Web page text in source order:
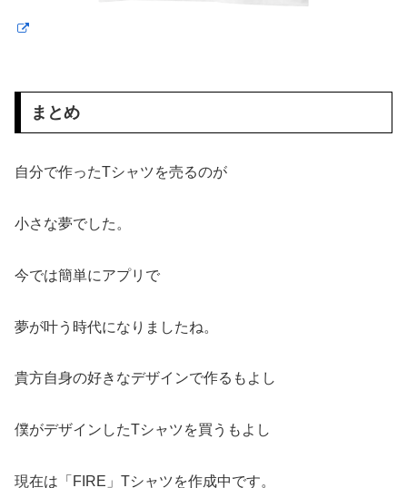
まとめ
自分で作ったTシャツを売るのが
小さな夢でした。
今では簡単にアプリで
夢が叶う時代になりましたね。
貴方自身の好きなデザインで作るもよし
僕がデザインしたTシャツを買うもよし
現在は「FIRE」Tシャツを作成中です。